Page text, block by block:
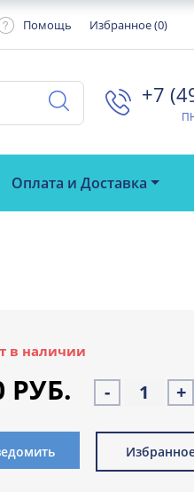
Помощь Избранное (0)
+7
Оплата и Доставка
в наличии
РУБ. - +